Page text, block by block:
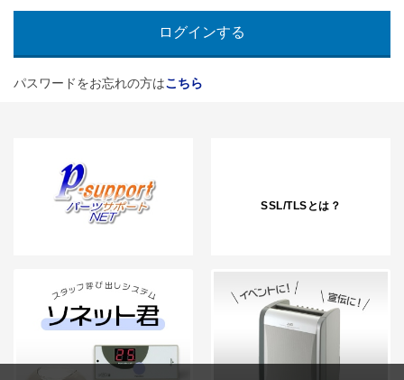
パスワードをお忘れの方はこちら
SSL/TLSとは？